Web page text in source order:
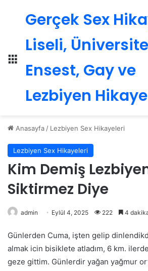
Gerçek Sex
Liseli,
Ensest, Gay ve
Lezbiyen
Anasayfa / Lezbiyen Sex Hikayeleri
Lezbiyen Sex Hikayeleri
Kim Demiş
Siktirmez Diye
admin Eylül 4, 2025 222 4
Günlerden Cuma, işten gelip
almak icin bisiklete atladım, 6 km.
geze gittim. Günlerdir yağan yağmur